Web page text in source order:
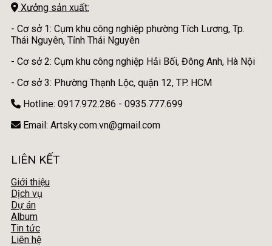
Xưởng sản xuất:
- Cơ sở 1: Cụm khu công nghiệp phường Tích Lương, Tp.
Thái Nguyên, Tỉnh Thái Nguyên
- Cơ sở 2: Cụm khu công nghiệp Hải Bối, Đông Anh, Hà Nội
- Cơ sở 3: Phường Thạnh Lộc, quận 12, TP. HCM
Hotline: 0917.972.286 - 0935.777.699
Email: Artsky.com.vn@gmail.com
LIÊN KẾT
Giới thiệu
Dịch vụ
Dự án
Album
Tin tức
Liên hệ